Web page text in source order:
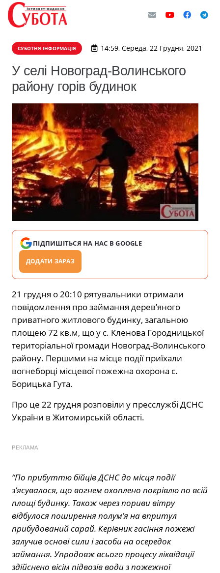
СУБОТНЯ ІНФОРМАЦІЯ 14:59, Середа, 22 Грудня, 2021
У селі Новоград-Волинського
району горів будинок
ПІДПИШІТЬСЯ НА НАС В GOOGLE
ДОДАТИ ЗАРАЗ
21 грудня о 20:10 рятувальники отримали
повідомлення про займання дерев’яного
приватного житлового будинку, загальною
площею 72 кв.м, що у с. Кленова Городницької
територіальної громади Новоград-Волинського
району. Першими на місце події приїхали
вогнеборці місцевої пожежна охорона с.
Борицька Гута.
Про це 22 грудня розповіли у пресслужбі ДСНС
України в Житомирській області.
РЕКЛАМА
“По прибуттю бійців ДСНС до місця події
з’ясувалося, що вогнем охоплено покрівлю по всій
площі будинку. Також через пориви вітру
відбулося поширення полум’я на впритул
прибудований сарай. Керівник гасіння пожежі
залучив основі сили і засоби на осередок
займання. Упродовж всього процесу ліквідації
здійснено вісім підвозів води з пожежної